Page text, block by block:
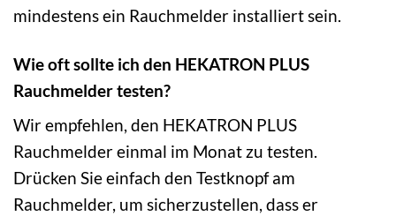
mindestens ein Rauchmelder installiert sein.
Wie oft sollte ich den HEKATRON PLUS
Rauchmelder testen?
Wir empfehlen, den HEKATRON PLUS
Rauchmelder einmal im Monat zu testen.
Drücken Sie einfach den Testknopf am
Rauchmelder, um sicherzustellen, dass er